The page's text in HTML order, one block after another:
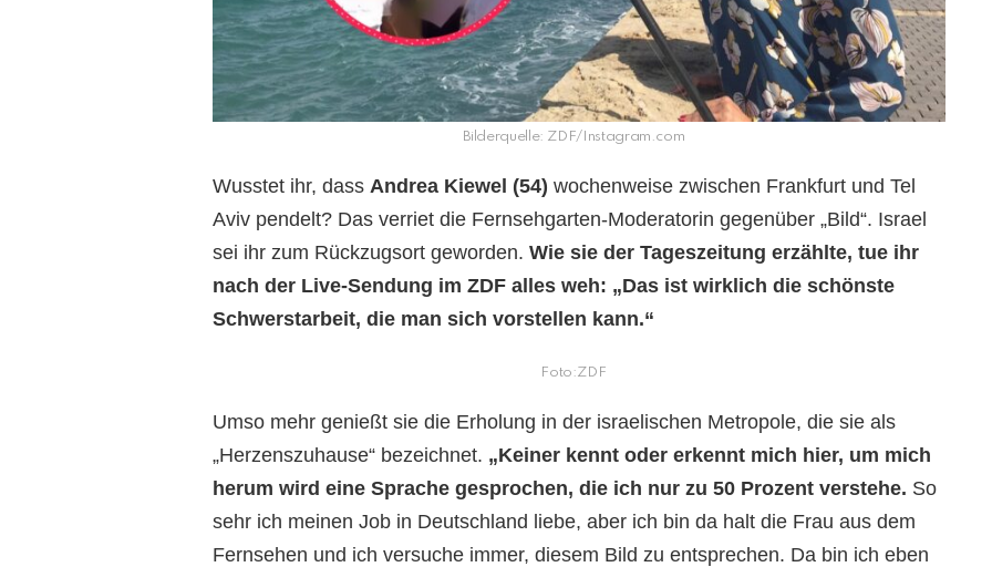
Bilderquelle: ZDF/Instagram.com
Wusstet ihr, dass Andrea Kiewel (54) wochenweise zwischen Frankfurt und Tel
Aviv pendelt? Das verriet die Fernsehgarten-Moderatorin gegenüber „Bild“. Israel
sei ihr zum Rückzugsort geworden. Wie sie der Tageszeitung erzählte, tue ihr
nach der Live-Sendung im ZDF alles weh: „Das ist wirklich die schönste
Schwerstarbeit, die man sich vorstellen kann.“
Foto:ZDF
Umso mehr genießt sie die Erholung in der israelischen Metropole, die sie als
„Herzenszuhause“ bezeichnet. „Keiner kennt oder erkennt mich hier, um mich
herum wird eine Sprache gesprochen, die ich nur zu 50 Prozent verstehe. So
sehr ich meinen Job in Deutschland liebe, aber ich bin da halt die Frau aus dem
Fernsehen und ich versuche immer, diesem Bild zu entsprechen. Da bin ich eben